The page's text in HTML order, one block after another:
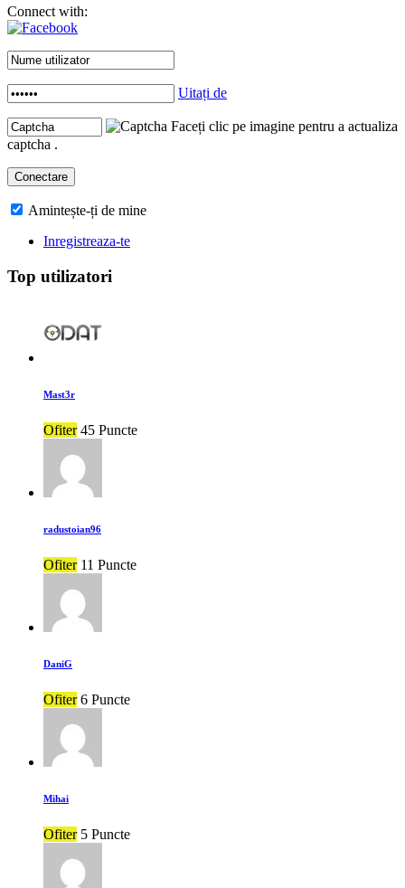
Connect with:
Uitați de
Faceți clic pe imagine pentru a actualiza
captcha .
Amintește-ți de mine
Inregistreaza-te
Top utilizatori
Mast3r
Ofiter 45 Puncte
radustoian96
Ofiter 11 Puncte
DaniG
Ofiter 6 Puncte
Mihai
Ofiter 5 Puncte